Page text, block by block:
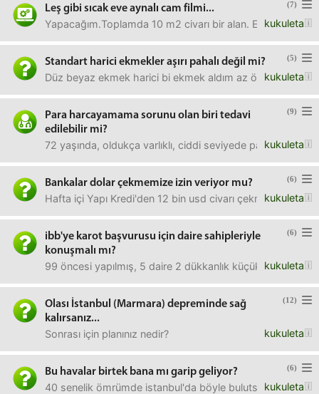
(7)
Leş gibi sıcak eve aynalı cam filmi...
kukuleta
Yapacağım.Toplamda 10 m2 civarı bir alan. El becerim
(5)
Standart harici ekmekler aşırı pahalı değil mi?
kukuleta
Düz beyaz ekmek harici bi ekmek aldım az önce, öyle
(9)
Para harcayamama sorunu olan biri tedavi
edilebilir mi?
kukuleta
72 yaşında, oldukça varlıklı, ciddi seviyede pasif
(6)
Bankalar dolar çekmemize izin veriyor mu?
kukuleta
Hafta içi Yapı Kredi'den 12 bin usd civarı çekmem
(6)
ibb'ye karot başvurusu için daire sahipleriyle
konuşmalı mı?
kukuleta
99 öncesi yapılmış, 5 daire 2 dükkanlık küçük bir bina
(12)
Olası İstanbul (Marmara) depreminde sağ
kalırsanız...
kukuleta
Sonrası için planınız nedir?
(6)
Bu havalar birtek bana mı garip geliyor?
kukuleta
40 senelik ömrümde istanbul'da böyle bulutsuz,